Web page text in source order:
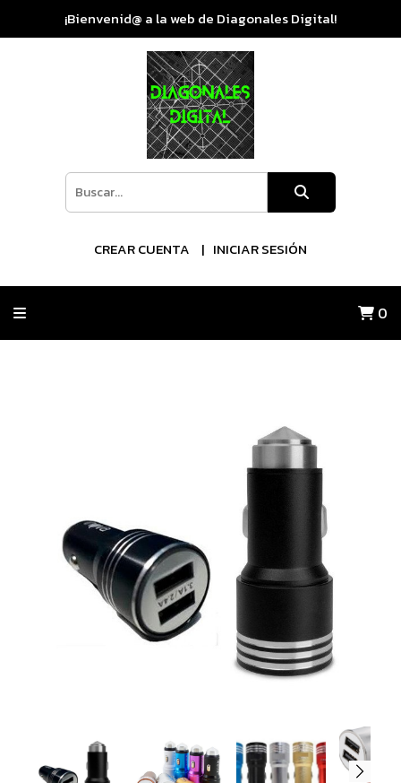
¡Bienvenid@ a la web de Diagonales Digital!
CREAR CUENTA INICIAR SESIÓN
0